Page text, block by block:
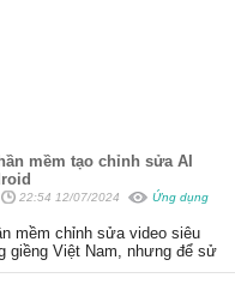
mềm tạo chỉnh sửa AI
22:54 12/07/2024
Ứng dụng
mềm chỉnh sửa video siêu
giềng Việt Nam, nhưng để sử